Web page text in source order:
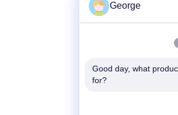
George
Good day, what
for?